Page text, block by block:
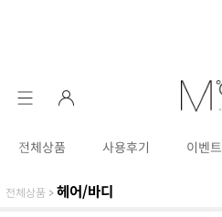
전체상품 사용후기 이벤트
전체상품 > 헤어/바디